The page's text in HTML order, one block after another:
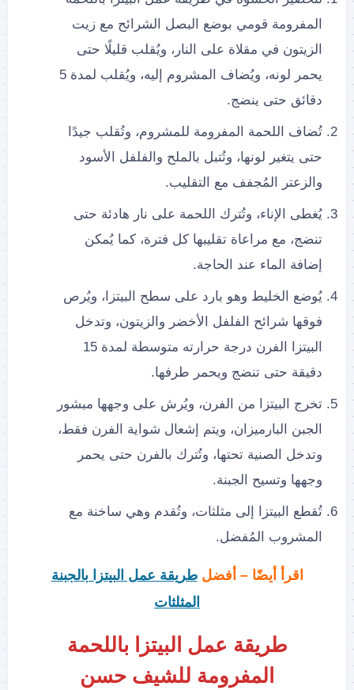
المفرومة قومي بوضع البصل الشرائح مع زيت
الزيتون في مقلاة على النار، ويُقلب قليلًا حتى
يحمر لونه، ويُضاف المشروم إليه، ويُقلب لمدة 5
دقائق حتى ينضج.
تُضاف اللحمة المفرومة للمشروم، وتُقلب جيدًا
حتى يتغير لونها، وتُتبل بالملح والفلفل الأسود
والزعتر المُجفف مع التقليب.
يُغطى الإناء، وتُترك اللحمة على نار هادئة حتى
تنضج، مع مراعاة تقليبها كل فترة، كما يُمكن
إضافة الماء عند الحاجة.
يُوضع الخليط وهو بارد على سطح البيتزا، ويُرص
فوقها شرائح الفلفل الأخضر والزيتون، وتدخل
البيتزا الفرن درجة حرارته متوسطة لمدة 15
دقيقة حتى تنضج ويحمر طرفها.
تخرج البيتزا من الفرن، ويُرش على وجهها مبشور
الجبن البارميزان، ويتم إشعال شواية الفرن فقط،
وتدخل الصنية تحتها، وتُترك بالفرن حتى يحمر
وجهها وتسيح الجبنة.
تُقطع البيتزا إلى مثلثات، وتُقدم وهي ساخنة مع
المشروب المُفضل.
اقرأ أيضًا – أفضلطريقة عمل البيتزا بالجبنة
المثلثات
طريقة عمل البيتزا باللحمة
المفرومة للشيف حسن